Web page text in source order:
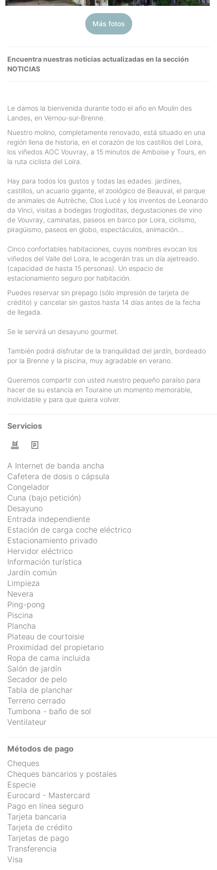
Más fotos
Encuentra nuestras noticias actualizadas en la sección
NOTICIAS
Le damos la bienvenida durante todo el año en Moulin des
Landes, en Vernou-sur-Brenne.
Nuestro molino, completamente renovado, está situado en una
región llena de historia, en el corazón de los castillos del Loira,
los viñedos AOC Vouvray, a 15 minutos de Amboise y Tours, en
la ruta ciclista del Loira.
Hay para todos los gustos y todas las edades: jardines,
castillos, un acuario gigante, el zoológico de Beauval, el parque
de animales de Autrèche, Clos Lucé y los inventos de Leonardo
da Vinci, visitas a bodegas trogloditas, degustaciones de vino
de Vouvray, caminatas, paseos en barco por Loira, ciclismo,
piragüismo, paseos en globo, espectáculos, animación...
Cinco confortables habitaciones, cuyos nombres evocan los
viñedos del Valle del Loira, le acogerán tras un día ajetreado.
(capacidad de hasta 15 personas). Un espacio de
estacionamiento seguro por habitación.
Puedes reservar sin prepago (sólo impresión de tarjeta de
crédito) y cancelar sin gastos hasta 14 días antes de la fecha
de llegada.
Se le servirá un desayuno gourmet.
También podrá disfrutar de la tranquilidad del jardín, bordeado
por la Brenne y la piscina, muy agradable en verano.
Queremos compartir con usted nuestro pequeño paraíso para
hacer de su estancia en Touraine un momento memorable,
inolvidable y para que quiera volver.
Servicios
A Internet de banda ancha
Cafetera de dosis o cápsula
Congelador
Cuna (bajo petición)
Desayuno
Entrada independiente
Estación de carga coche eléctrico
Estacionamiento privado
Hervidor eléctrico
Información turística
Jardín común
Limpieza
Nevera
Ping-pong
Piscina
Plancha
Plateau de courtoisie
Proximidad del propietario
Ropa de cama incluida
Salón de jardín
Secador de pelo
Tabla de planchar
Terreno cerrado
Tumbona - baño de sol
Ventilateur
Métodos de pago
Cheques
Cheques bancarios y postales
Especie
Eurocard - Mastercard
Pago en línea seguro
Tarjeta bancaria
Tarjeta de crédito
Tarjetas de pago
Transferencia
Visa